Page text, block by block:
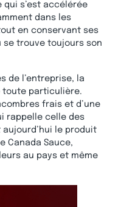
qui s’est accélérée
dans les
en conservant ses
se trouve toujours son
de l’entreprise, la
toute particulière.
frais et d’une
rappelle celle des
aujourd’hui le produit
Canada Sauce,
au pays et même